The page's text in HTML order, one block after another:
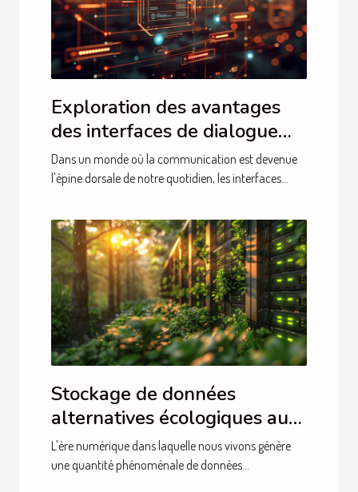
Exploration des avantages
des interfaces de dialogue
intelligentes en français
Dans un monde où la communication est devenue
l'épine dorsale de notre quotidien, les interfaces...
Stockage de données
alternatives écologiques aux
centres de données
traditionnels
L'ère numérique dans laquelle nous vivons génère
une quantité phénoménale de données...